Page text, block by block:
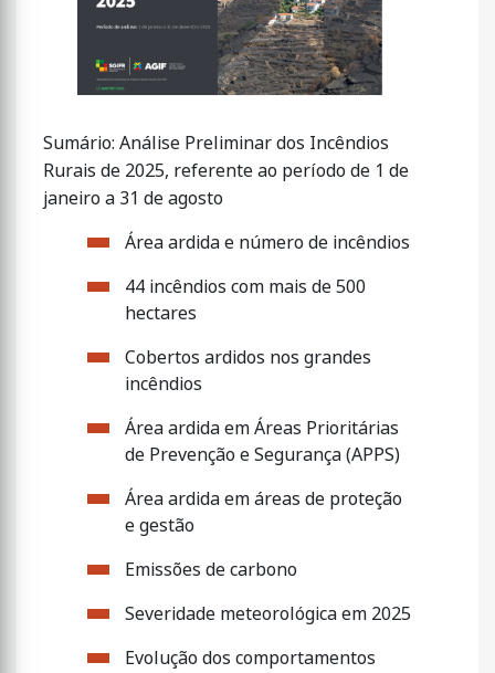
Sumário: Análise Preliminar dos Incêndios
Rurais de 2025, referente ao período de 1 de
janeiro a 31 de agosto
Área ardida e número de incêndios
44 incêndios com mais de 500
hectares
Cobertos ardidos nos grandes
incêndios
Área ardida em Áreas Prioritárias
de Prevenção e Segurança (APPS)
Área ardida em áreas de proteção
e gestão
Emissões de carbono
Severidade meteorológica em 2025
Evolução dos comportamentos